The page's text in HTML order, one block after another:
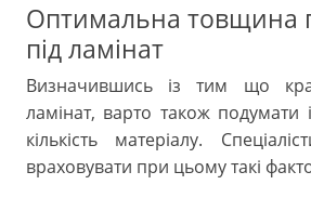
Оптимальна товщина
під ламінат
Визначившись із тим що
ламінат, варто також
кількість матеріалу.
враховувати при цьому такі